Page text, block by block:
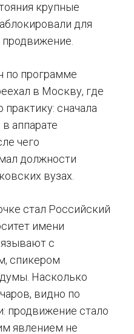
крупные
для
по программе
в Москву, где
сначала
аппарате
чего
должности
вузах.
стал Российский
имени
с
спикером
Насколько
видно по
продвижение стало
явлением не